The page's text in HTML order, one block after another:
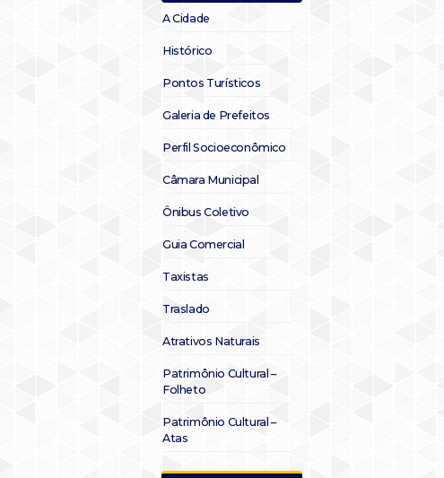
A Cidade
Histórico
Pontos Turísticos
Galeria de Prefeitos
Perfil Socioeconômico
Câmara Municipal
Ônibus Coletivo
Guia Comercial
Taxistas
Traslado
Atrativos Naturais
Patrimônio Cultural –
Folheto
Patrimônio Cultural –
Atas